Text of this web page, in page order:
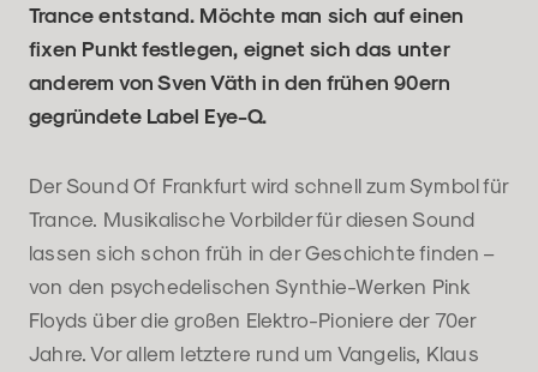
Trance entstand. Möchte man sich auf einen
fixen Punkt festlegen, eignet sich das unter
anderem von Sven Väth in den frühen 90ern
gegründete Label Eye-Q.
Der Sound Of Frankfurt wird schnell zum Symbol für
Trance. Musikalische Vorbilder für diesen Sound
lassen sich schon früh in der Geschichte finden –
von den psychedelischen Synthie-Werken Pink
Floyds über die großen Elektro-Pioniere der 70er
Jahre. Vor allem letztere rund um Vangelis, Klaus